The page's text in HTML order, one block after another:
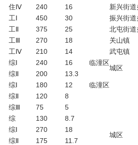
住Ⅳ
240 16
新兴街
工Ⅰ
450 30
振兴街道
工Ⅱ
375 25
北屯街道
工Ⅲ
270 18
关山镇
工Ⅳ
210 14 武屯镇
综Ⅰ 240 16 临潼区
城区
综Ⅱ 200
13.3
综Ⅰ 180 12 临潼区
城区
综Ⅱ 120
8
综Ⅲ
75
5
综 130 8.7
综Ⅰ 270
18
综Ⅱ
175
11.7